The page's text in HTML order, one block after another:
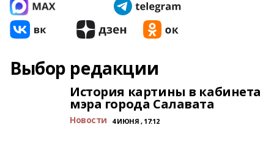
Выбор редакции
История картины в кабинета
мэра города Салавата
Новости 4 ИЮНЯ , 17:12